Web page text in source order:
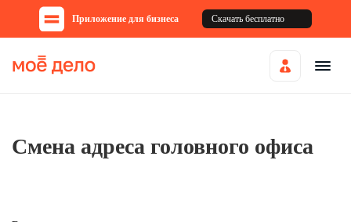
Приложение для бизнеса Скачать бесплатно
Смена адреса головного офиса